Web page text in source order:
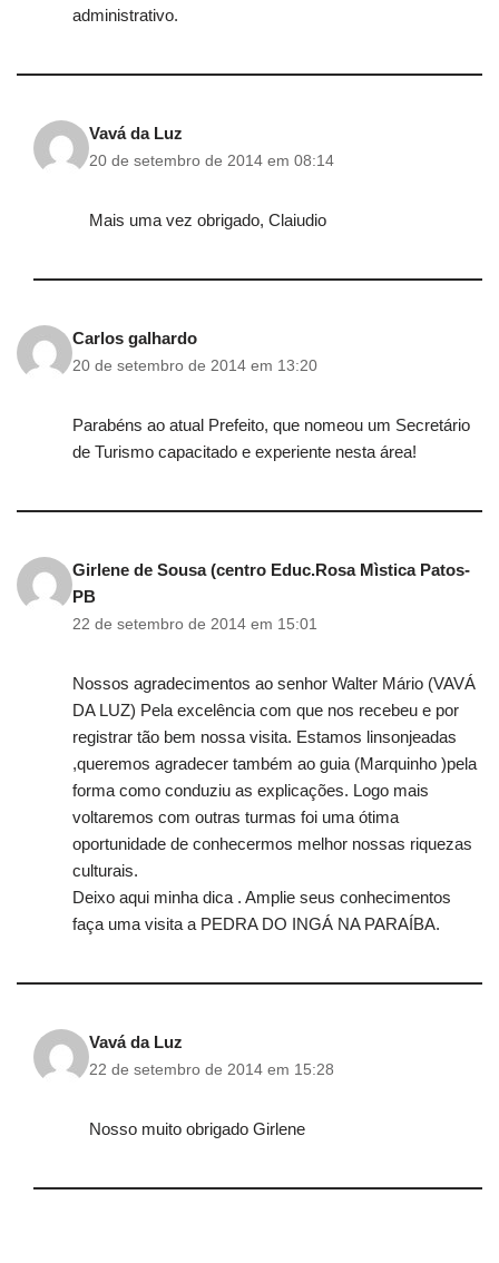
administrativo.
Vavá da Luz
20 de setembro de 2014 em 08:14
Mais uma vez obrigado, Claiudio
Carlos galhardo
20 de setembro de 2014 em 13:20
Parabéns ao atual Prefeito, que nomeou um Secretário
de Turismo capacitado e experiente nesta área!
Girlene de Sousa (centro Educ.Rosa Mìstica Patos-
PB
22 de setembro de 2014 em 15:01
Nossos agradecimentos ao senhor Walter Mário (VAVÁ
DA LUZ) Pela excelência com que nos recebeu e por
registrar tão bem nossa visita. Estamos linsonjeadas
,queremos agradecer também ao guia (Marquinho )pela
forma como conduziu as explicações. Logo mais
voltaremos com outras turmas foi uma ótima
oportunidade de conhecermos melhor nossas riquezas
culturais.
Deixo aqui minha dica . Amplie seus conhecimentos
faça uma visita a PEDRA DO INGÁ NA PARAÍBA.
Vavá da Luz
22 de setembro de 2014 em 15:28
Nosso muito obrigado Girlene